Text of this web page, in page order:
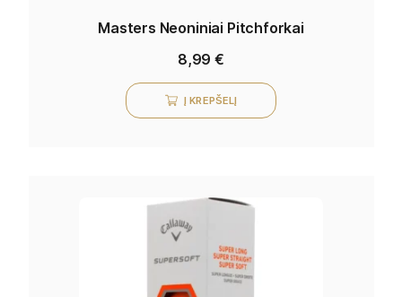
Masters Neoniniai Pitchforkai
8,99€
Į KREPŠELĮ